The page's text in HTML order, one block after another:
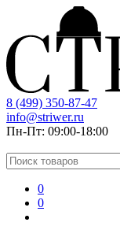
8 (499) 350-87-47
info@striwer.ru
Пн-Пт: 09:00-18:00
0
0